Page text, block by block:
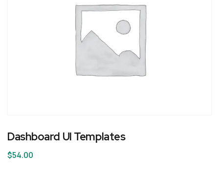
Dashboard UI Templates
$54.00